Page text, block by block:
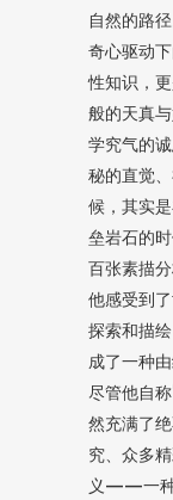
自然的路
奇心驱动
性知识，
般的天真
学究气的
秘的直觉
候，其实
垒岩石的
百张素描
他感受到
探索和描
成了一种
尽管他自
然充满了
究、众多
义——一种